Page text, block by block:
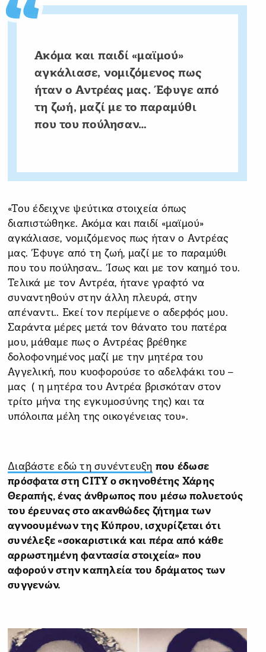
Ακόμα και παιδί «μαϊμού»
αγκάλιασε, νομιζόμενος πως
ήταν ο Αντρέας μας. Έφυγε από
τη ζωή, μαζί με το παραμύθι
που του πούλησαν…
«Του έδειχνε ψεύτικα στοιχεία όπως
διαπιστώθηκε. Ακόμα και παιδί «μαϊμού»
αγκάλιασε, νομιζόμενος πως ήταν ο Αντρέας
μας. Έφυγε από τη ζωή, μαζί με το παραμύθι
που του πούλησαν… Ίσως και με τον καημό του.
Τελικά με τον Αντρέα, ήτανε γραφτό να
συναντηθούν στην άλλη πλευρά, στην
απέναντι.. Εκεί τον περίμενε ο αδερφός μου.
Σαράντα μέρες μετά τον θάνατο του πατέρα
μου, μάθαμε πως ο Αντρέας βρέθηκε
δολοφονημένος μαζί με την μητέρα του
Αγγελική, που κυοφορούσε το αδελφάκι του –
μας ( η μητέρα του Αντρέα βρισκόταν στον
τρίτο μήνα της εγκυμοσύνης της) και τα
υπόλοιπα μέλη της οικογένειας του».
Διαβάστε εδώ τη συνέντευξη που έδωσε
πρόσφατα στη CITY ο σκηνοθέτης Χάρης
Θεραπής, ένας άνθρωπος που μέσω πολυετούς
του έρευνας στο ακανθώδες ζήτημα των
αγνοουμένων της Κύπρου, ισχυρίζεται ότι
συνέλεξε «σοκαριστικά και πέρα από κάθε
αρρωστημένη φαντασία στοιχεία» που
αφορούν στην καπηλεία του δράματος των
συγγενών.